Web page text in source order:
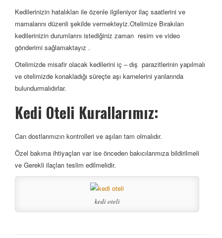
Kedilerinizin hatalıkları ile özenle ilgileniyor ilaç saatlerini ve
mamalarını düzenli şekilde vermekteyiz.Otelimize Bırakılan
kedilerinizin durumlarını istediğiniz zaman resim ve video
gönderimi sağlamaktayız .
Otelimizde misafir olacak kedilerini iç – dış parazitlerinin yapılmalı
ve otelimizde konakladığı süreçte aşı karnelerini yanlarında
bulundurmalıdırlar.
Kedi Oteli Kurallarımız:
Can dostlarımızın kontrolleri ve aşıları tam olmalıdır.
Özel bakıma ihtiyaçları var ise önceden bakıcılarımıza bildirilmeli
ve Gerekli ilaçları teslim edilmelidir.
kedi oteli